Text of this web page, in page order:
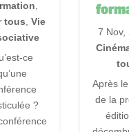
tous Vie
ce
?
7 Nov,
Après
de la